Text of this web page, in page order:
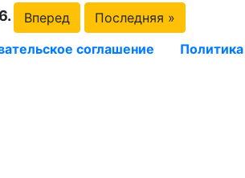
Вперед
Последняя »
соглашение